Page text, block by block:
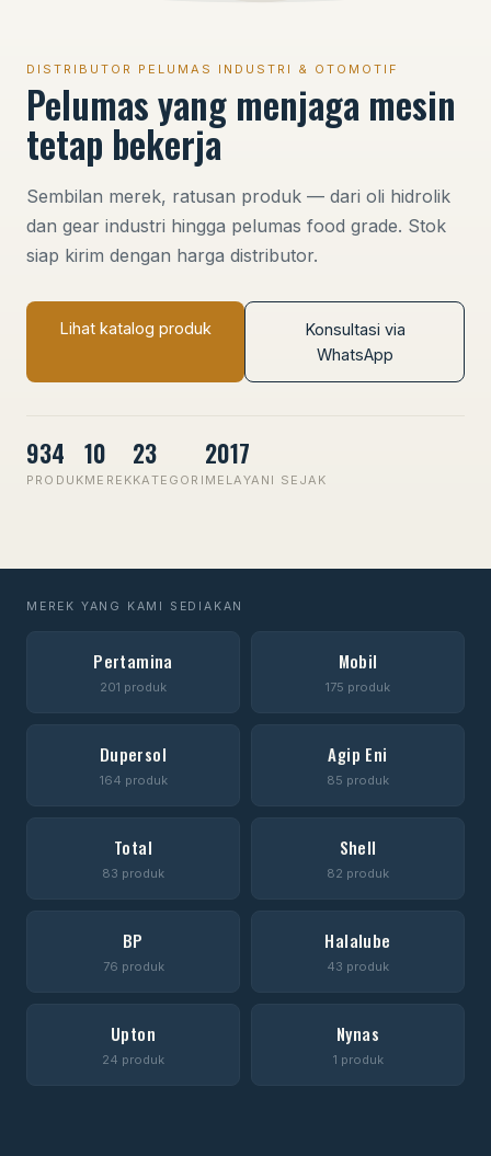
DISTRIBUTOR PELUMAS INDUSTRI & OTOMOTIF
Pelumas yang menjaga mesin
tetap bekerja
Sembilan merek, ratusan produk — dari oli hidrolik
dan gear industri hingga pelumas food grade. Stok
siap kirim dengan harga distributor.
Lihat katalog produk
Konsultasi via
WhatsApp
934
PRODUK
10
MEREK
23
KATEGORI
2017
MELAYANI SEJAK
MEREK YANG KAMI SEDIAKAN
Pertamina
201 produk
Mobil
175 produk
Dupersol
164 produk
Agip Eni
85 produk
Total
83 produk
Shell
82 produk
BP
76 produk
Halalube
43 produk
Upton
24 produk
Nynas
1 produk